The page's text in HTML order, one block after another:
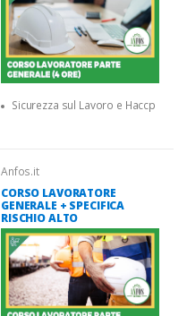
Sicurezza sul Lavoro e Haccp
Anfos.it
CORSO LAVORATORE
GENERALE + SPECIFICA
RISCHIO ALTO